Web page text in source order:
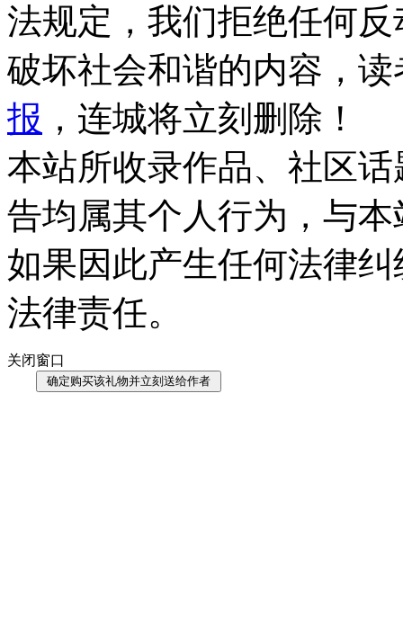
法规定，我们拒绝任何
破坏社会和谐的内容，
报 ，连城将立刻删除！
本站所收录作品、社区
告均属其个人行为，与
如果因此产生任何法律
法律责任。
关闭窗口